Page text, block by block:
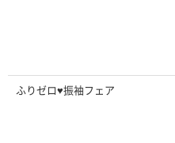
ふりゼロ♥振袖フェア